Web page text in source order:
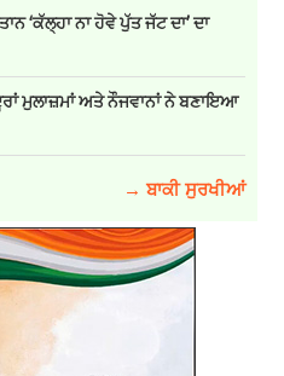
‘ਕੱਲ੍ਹਾ ਨਾ ਹੋਵੇ ਪੁੱਤ ਜੱਟ ਦਾ’ ਦਾ
ਮੁਲਾਜ਼ਮਾਂ ਅਤੇ ਨੌਜਵਾਨਾਂ ਨੇ ਬਣਾਇਆ
→ ਬਾਕੀ ਸੁਰਖੀਆਂ